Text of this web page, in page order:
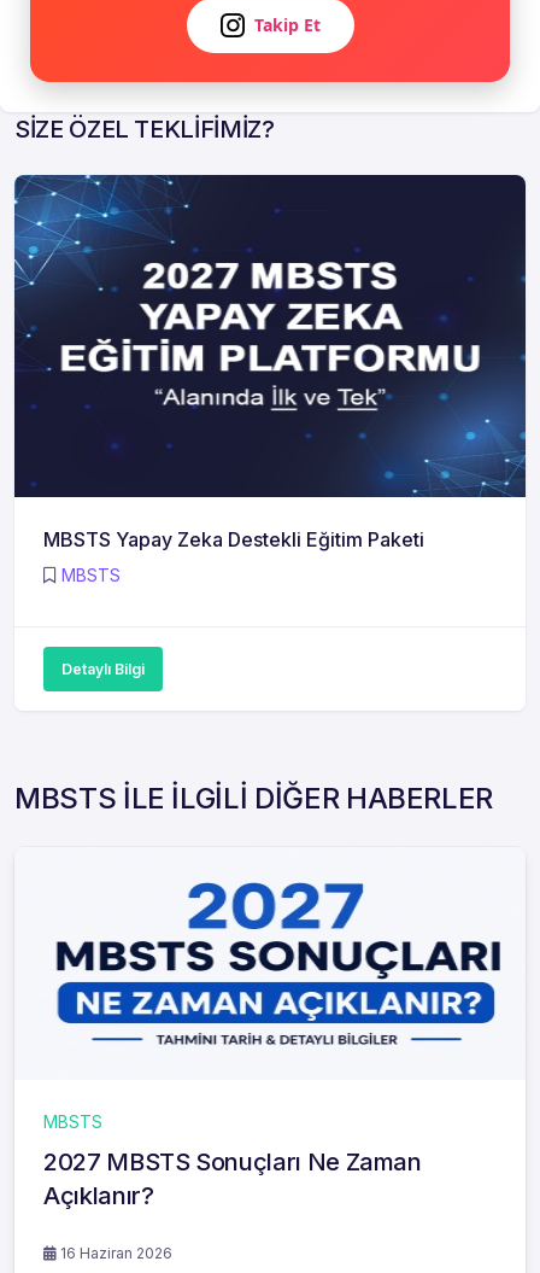
Takip Et
SİZE ÖZEL TEKLİFİMİZ?
MBSTS Yapay Zeka Destekli Eğitim Paketi
MBSTS
Detaylı Bilgi
MBSTS İLE İLGİLİ DİĞER HABERLER
MBSTS
2027 MBSTS Sonuçları Ne Zaman
Açıklanır?
16 Haziran 2026